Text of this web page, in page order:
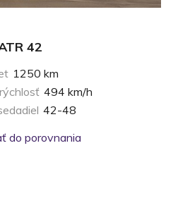
42
1250 km
494 km/h
42-48
do porovnania